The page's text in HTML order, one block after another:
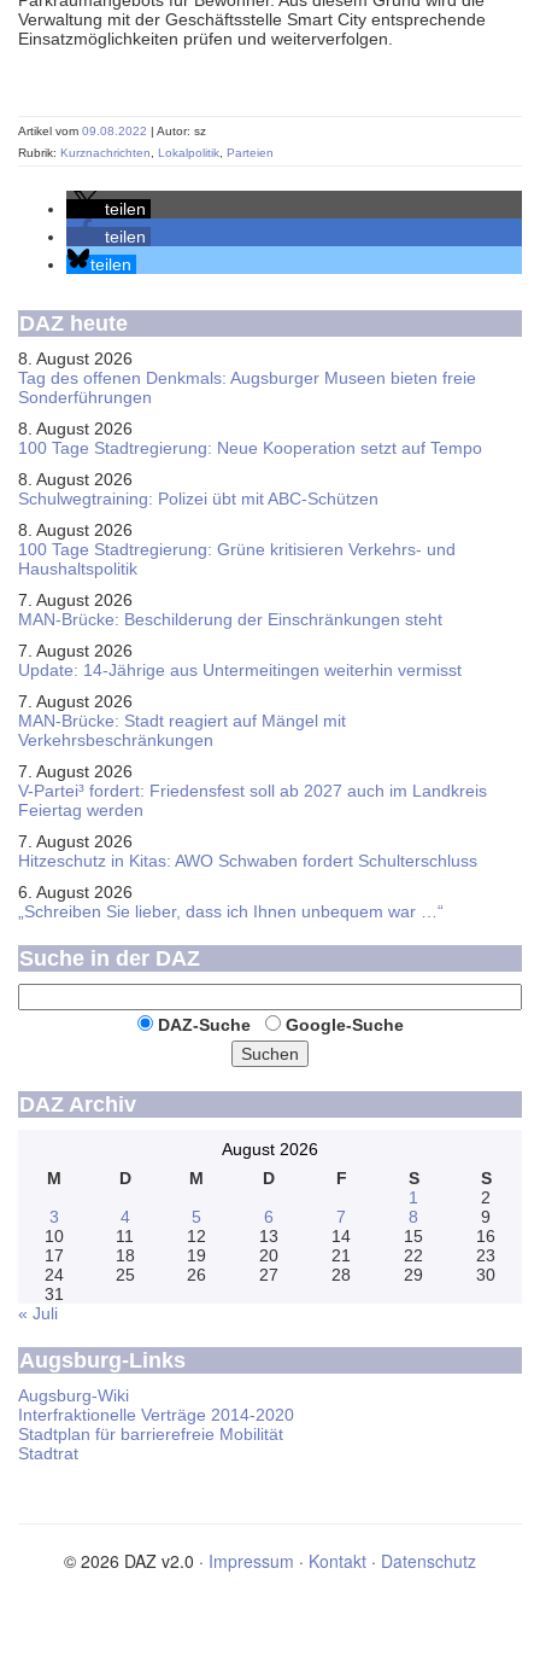
Verwaltung mit der Geschäftsstelle Smart City entsprechende
Einsatzmöglichkeiten prüfen und weiterverfolgen.
Artikel vom 09.08.2022 | Autor: sz
Rubrik: Kurznachrichten Lokalpolitik Parteien
teilen
teilen
teilen
DAZ heute
8. August 2026
Tag des offenen Denkmals: Augsburger Museen bieten freie
Sonderführungen
8. August 2026
100 Tage Stadtregierung: Neue Kooperation setzt auf Tempo
8. August 2026
Schul­weg­trai­ning: Poli­zei übt mit ABC-Schüt­zen
8. August 2026
100 Tage Stadtregierung: Grüne kritisieren Verkehrs- und
Haushaltspolitik
7. August 2026
MAN-Brücke: Beschilderung der Einschränkungen steht
7. August 2026
Update: 14-Jährige aus Untermeitingen weiterhin vermisst
7. August 2026
MAN-Brücke: Stadt reagiert auf Mängel mit
Verkehrsbeschränkungen
7. August 2026
V-Partei­³ fordert: Friedens­fest soll ab 2027 auch im Land­kreis
Feier­tag werden
7. August 2026
Hitzeschutz in Kitas: AWO Schwaben fordert Schulterschluss
6. August 2026
„Schreiben Sie lieber, dass ich Ihnen unbequem war …“
Suche in der DAZ
DAZ-Suche
Google-Suche
Suchen
DAZ Archiv
August 2026
M
D M D F S
S
1
2
3
4 5 6 7 8
9
10
11 12 13 14 15
16
17
18 19 20 21 22
23
24
25 26 27 28 29
30
31
« Juli
Augsburg-Links
Augsburg-Wiki
Interfraktionelle Verträge 2014-2020
Stadtplan für barrierefreie Mobilität
Stadtrat
© 2026 DAZ v2.0 · Impressum · Kontakt · Datenschutz